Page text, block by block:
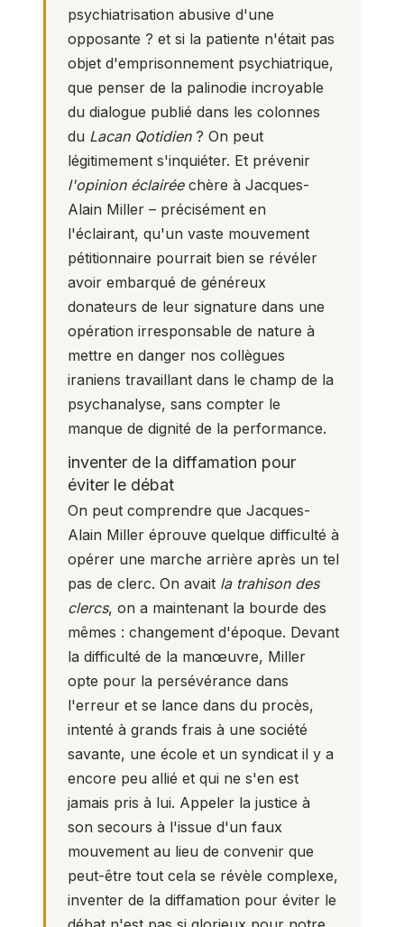
psychiatrisation abusive d'une
opposante ? et si la patiente n'était pas
objet d'emprisonnement psychiatrique,
que penser de la palinodie incroyable
du dialogue publié dans les colonnes
du Lacan Qotidien? On peut
légitimement s'inquiéter. Et prévenir
l'opinion éclairéechère à Jacques-
Alain Miller – précisément en
l'éclairant, qu'un vaste mouvement
pétitionnaire pourrait bien se révéler
avoir embarqué de généreux
donateurs de leur signature dans une
opération irresponsable de nature à
mettre en danger nos collègues
iraniens travaillant dans le champ de la
psychanalyse, sans compter le
manque de dignité de la performance.
inventer de la diffamation pour
éviter le débat
On peut comprendre que Jacques-
Alain Miller éprouve quelque difficulté à
opérer une marche arrière après un tel
pas de clerc. On avait la trahison des
clercs, on a maintenant la bourde des
mêmes : changement d'époque. Devant
la difficulté de la manœuvre, Miller
opte pour la persévérance dans
l'erreur et se lance dans du procès,
intenté à grands frais à une société
savante, une école et un syndicat il y a
encore peu allié et qui ne s'en est
jamais pris à lui. Appeler la justice à
son secours à l'issue d'un faux
mouvement au lieu de convenir que
peut-être tout cela se révèle complexe,
inventer de la diffamation pour éviter le